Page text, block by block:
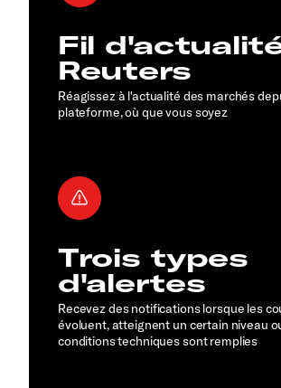
Fil
Reuters
Réagissez à l'actualité des marchés
plateforme, où que vous soyez
Trois types
d'alertes
Recevez des notifications lorsque les
évoluent, atteignent un certain niveau
conditions techniques sont remplies